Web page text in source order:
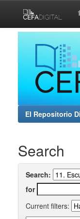
El Repositorio
Search
Search:
for
Current filters: